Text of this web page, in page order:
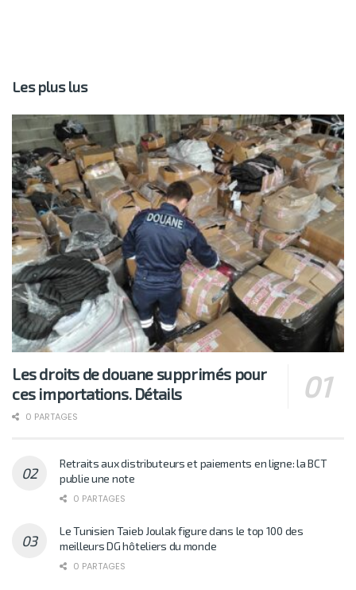
Les plus lus
Les droits de douane supprimés pour
ces importations. Détails
0 PARTAGES
Retraits aux distributeurs et paiements en ligne: la BCT
publie une note
0 PARTAGES
Le Tunisien Taieb Joulak figure dans le top 100 des
meilleurs DG hôteliers du monde
0 PARTAGES